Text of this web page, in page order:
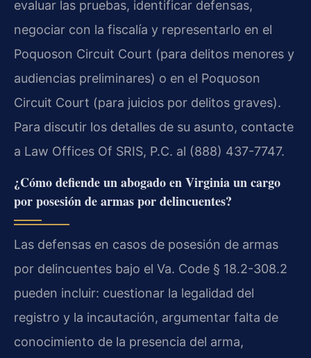
evaluar las pruebas, identificar defensas,
negociar con la fiscalía y representarlo en el
Poquoson Circuit Court (para delitos menores y
audiencias preliminares) o en el Poquoson
Circuit Court (para juicios por delitos graves).
Para discutir los detalles de su asunto, contacte
a Law Offices Of SRIS, P.C. al (888) 437-7747.
¿Cómo defiende un abogado en Virginia un cargo
por posesión de armas por delincuentes?
Las defensas en casos de posesión de armas
por delincuentes bajo el Va. Code § 18.2-308.2
pueden incluir: cuestionar la legalidad del
registro y la incautación, argumentar falta de
conocimiento de la presencia del arma,